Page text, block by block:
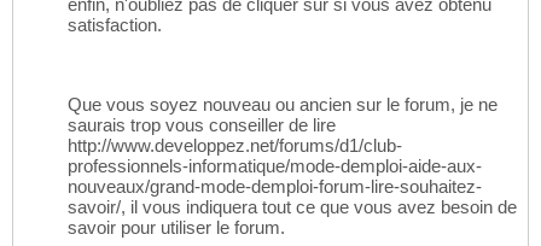
enfin, n'oubliez pas de cliquer sur si vous avez obtenu
satisfaction.
Que vous soyez nouveau ou ancien sur le forum, je ne
saurais trop vous conseiller de lire
http://www.developpez.net/forums/d1/club-
professionnels-informatique/mode-demploi-aide-aux-
nouveaux/grand-mode-demploi-forum-lire-souhaitez-
savoir/, il vous indiquera tout ce que vous avez besoin de
savoir pour utiliser le forum.